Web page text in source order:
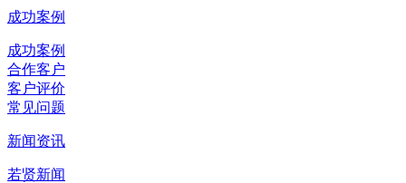
成功案例
成功案例
合作客户
客户评价
常见问题
新闻资讯
若贤新闻